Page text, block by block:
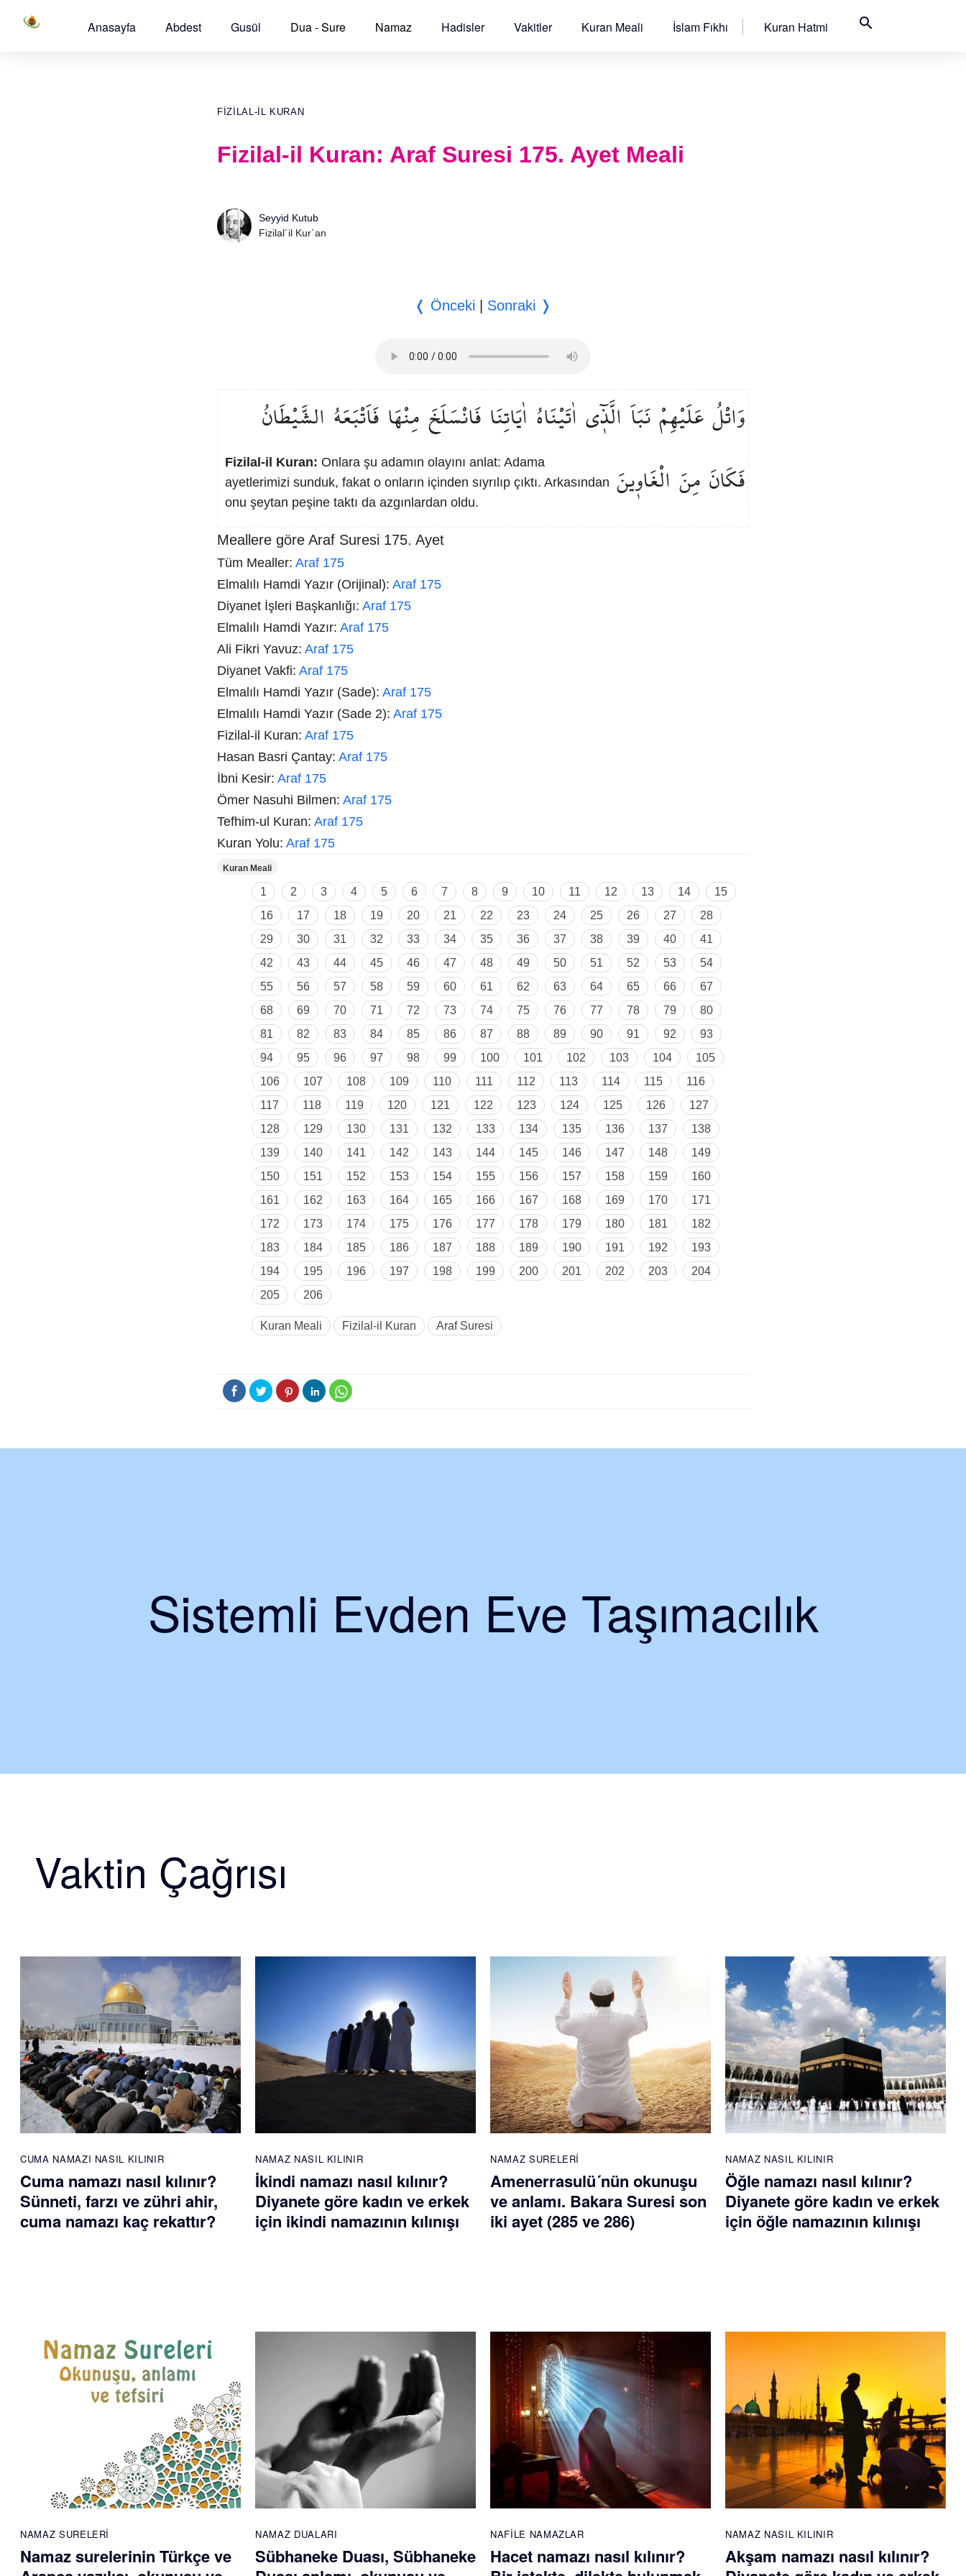
Anasayfa Abdest Gusül Dua - Sure Namaz Hadisler Vakitler Kuran Meali İslam Fıkhı Kuran Hatmi search
FIZILAL-IL KURAN
Fizilal-il Kuran: Araf Suresi 175. Ayet Meali
Seyyid Kutub
Fizilal´il Kur`an
❬ Önceki | Sonraki ❭
وَاتْلُعَلَيْهِمْنَبَاَ الَّذ۪ٓي اٰتَيْنَاهُ اٰيَاتِنَا فَانْسَلَخَ مِنْهَا فَاَتْبَعَهُ الشَّيْطَانُ
فَكَانَ مِنَ الْغَاو۪ينَ Fizilal-il Kuran: Onlara şu adamın olayını anlat: Adama
ayetlerimizi sunduk, fakat o onların içinden sıyrılıp çıktı. Arkasından
onu şeytan peşine taktı da azgınlardan oldu.
Meallere göre Araf Suresi 175. Ayet
Tüm Mealler: Araf 175
Elmalılı Hamdi Yazır (Orijinal): Araf 175
Diyanet İşleri Başkanlığı: Araf 175
Elmalılı Hamdi Yazır: Araf 175
Ali Fikri Yavuz: Araf 175
Diyanet Vakfi: Araf 175
Elmalılı Hamdi Yazır (Sade): Araf 175
Elmalılı Hamdi Yazır (Sade 2): Araf 175
Fizilal-il Kuran: Araf 175
Hasan Basri Çantay: Araf 175
İbni Kesir: Araf 175
Ömer Nasuhi Bilmen: Araf 175
Tefhim-ul Kuran: Araf 175
Kuran Yolu: Araf 175
Kuran Meali
1 2 3 4 5 6 7 8 9 10 11 12 13 14
15
16
17 18 19 20 21 22 23 24 25 26 27
28
29
30 31 32 33 34 35 36 37 38 39 40
41
42
43 44 45 46 47 48 49 50 51 52 53
54
55
56 57 58 59 60 61 62 63 64 65 66
67
68
69 70 71 72 73 74 75 76 77 78 79
80
81
82 83 84 85 86 87 88 89 90 91 92
93
94
95 96 97 98 99 100 101 102 103 104
105
106
107 108 109 110 111 112 113 114 115
116
117
118 119 120 121 122 123 124 125 126
127
128
129 130 131 132 133 134 135 136 137
138
139
140 141 142 143 144 145 146 147 148
149
150
151 152 153 154 155 156 157 158 159
160
161
162 163 164 165 166 167 168 169 170
171
172
173 174 175 176 177 178 179 180 181
182
183
184 185 186 187 188 189 190 191 192
193
194
195 196 197 198 199 200 201 202 203
204
205
206
Kuran Meali Fizilal-il Kuran Araf Suresi
Sistemli Evden Eve Taşımacılık
Vaktin Çağrısı
CUMA NAMAZI NASIL KILINIR
Cuma namazı nasıl kılınır?
Sünneti, farzı ve zühri ahir,
cuma namazı kaç rekattır?
NAMAZ NASIL KILINIR
İkindi namazı nasıl kılınır?
Diyanete göre kadın ve erkek
için ikindi namazının kılınışı
NAMAZ SURELERI
Amenerrasulü´nün okunuşu
ve anlamı. Bakara Suresi son
iki ayet (285 ve 286)
NAMAZ NASIL KILINIR
Öğle namazı nasıl kılınır?
Diyanete göre kadın ve erkek
için öğle namazının kılınışı
NAMAZ SURELERI
Namaz surelerinin Türkçe ve
NAMAZ DUALARI
Sübhaneke Duası, Sübhaneke
NAFILE NAMAZLAR
Hacet namazı nasıl kılınır?
NAMAZ NASIL KILINIR
Akşam namazı nasıl kılınır?